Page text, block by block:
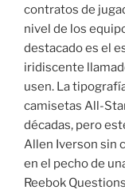
contratos de
nivel de los
destacado es el
iridiscente
usen. La
camisetas All-
décadas, pero
Allen Iverson sin
en el pecho de
Reebok